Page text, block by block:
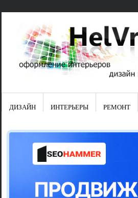
ДИЗАЙН ИНТЕРЬЕРЫ РЕМОНТ